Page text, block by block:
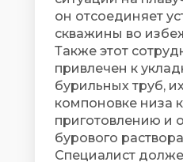
он отсоединяет
скважины во
Также этот
привлечен к
бурильных труб,
компоновке низа
приготовлению и
бурового
Специалист